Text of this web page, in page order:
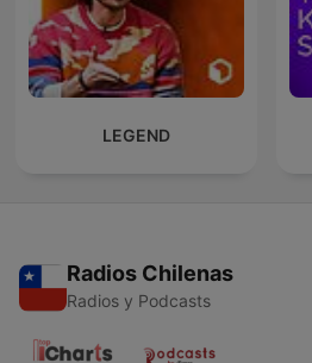
LEGEND
Radios Chilenas
Radios y Podcasts